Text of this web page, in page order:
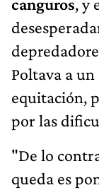
Poltava a
equitación,
por las
"De lo
queda es